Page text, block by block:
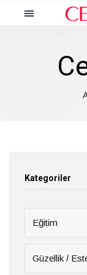
Cemiyet
Kategoriler
Eğitim
Güzellik /